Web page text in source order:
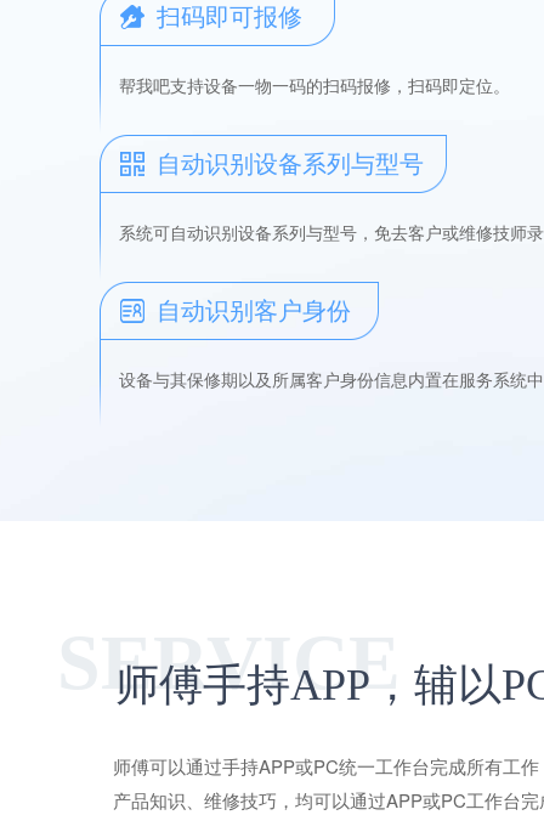
扫码即可报修
帮我吧支持设备一物一码的扫码报修，扫码即定位。
自动识别设备系列与型号
系统可自动识别设备系列与型号，免去客户或维修技师
自动识别客户身份
设备与其保修期以及所属客户身份信息内置在服务系统
师傅手持APP，辅以
师傅可以通过手持APP或PC统一工作台完成所有工
产品知识、维修技巧，均可以通过APP或PC工作台